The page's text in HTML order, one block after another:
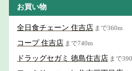
お買い物
全日食チェーン 住吉店 まで360m
コープ 住吉店 まで740m
ドラッグセガミ 徳島住吉店 まで